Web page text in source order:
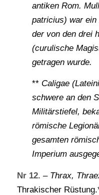
antiken Rom.
patricius) war ein
der von den drei
(curulische
getragen wurde.
** Caligae
schwere an den
Militärstiefel,
römische
gesamten
Imperium
Nr 12. – Thrax,
Thrakischer